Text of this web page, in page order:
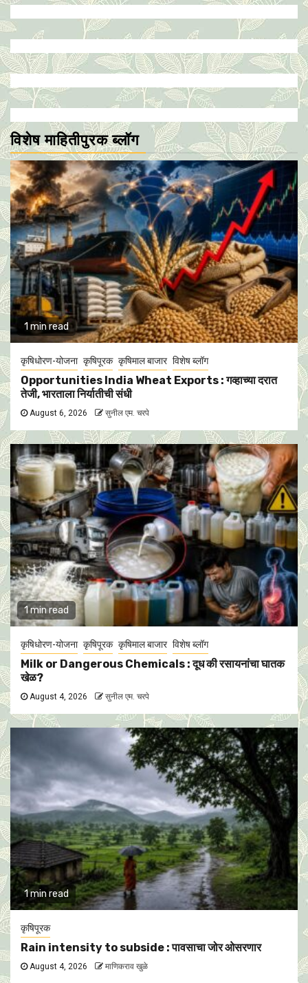
विशेष माहितीपुरक ब्लॉग
1 min read
कृषिधोरण-योजना कृषिपूरक कृषिमाल बाजार विशेष ब्लॉग
Opportunities India Wheat Exports : गव्हाच्या दरात
तेजी, भारताला निर्यातीची संधी
August 6, 2026 सुनील एम. चरपे
1 min read
कृषिधोरण-योजना कृषिपूरक कृषिमाल बाजार विशेष ब्लॉग
Milk or Dangerous Chemicals : दूध की रसायनांचा घातक
खेळ?
August 4, 2026 सुनील एम. चरपे
1 min read
कृषिपूरक
Rain intensity to subside : पावसाचा जोर ओसरणार
August 4, 2026 माणिकराव खुळे